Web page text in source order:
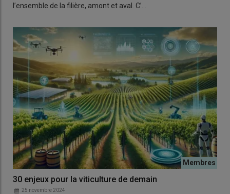
l’ensemble de la filière, amont et aval. C’…
30 enjeux pour la viticulture de demain
25 novembre 2024